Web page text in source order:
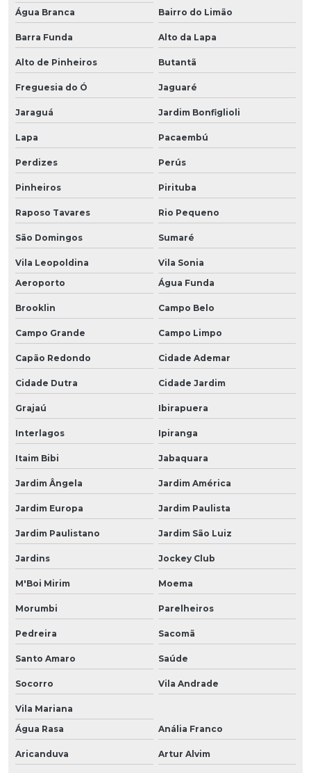
Água Branca Bairro do Limão
Barra Funda Alto da Lapa
Alto de Pinheiros Butantã
Freguesia do Ó Jaguaré
Jaraguá Jardim Bonfiglioli
Lapa Pacaembú
Perdizes Perús
Pinheiros Pirituba
Raposo Tavares Rio Pequeno
São Domingos Sumaré
Vila Leopoldina
Vila Sonia
Aeroporto
Água Funda
Brooklin Campo Belo
Campo Grande Campo Limpo
Capão Redondo Cidade Ademar
Cidade Dutra Cidade Jardim
Grajaú Ibirapuera
Interlagos Ipiranga
Itaim Bibi Jabaquara
Jardim Ângela Jardim América
Jardim Europa Jardim Paulista
Jardim Paulistano Jardim São Luiz
Jardins Jockey Club
M'Boi Mirim Moema
Morumbi Parelheiros
Pedreira Sacomã
Santo Amaro Saúde
Socorro Vila Andrade
Vila Mariana
Água Rasa
Anália Franco
Aricanduva Artur Alvim